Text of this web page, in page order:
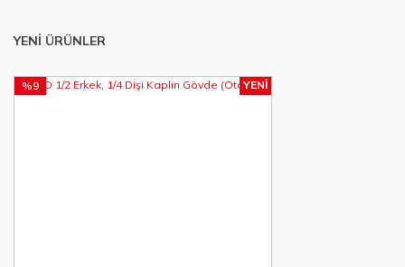
YENİ ÜRÜNLER
YENİ
%9